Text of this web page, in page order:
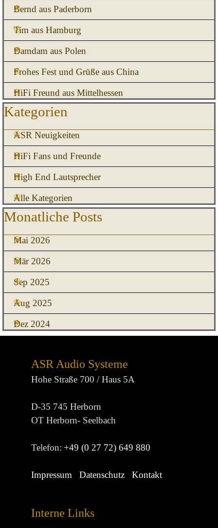
Bernd aus Paderborn
Tim aus Hamburg
Damdam aus Polen
Frohes Fest und Grüße aus China
HiFi Freund aus Mittelhessen
Block überspringen Kategorien
Kategorien
ASR Neuigkeiten
HiFi Fans und Freunde
High End Lautsprecher
Alle Kategorien
Block überspringen Monatliche Posts
Monatliche Posts
Mai 2026
Mär 2026
Sep 2025
Aug 2025
Dez 2024
Interne Links
ASR Audio Systeme
Hohe Straße 700 / Haus 5A
D-35 745 Herborn
OT Herborn- Seelbach
Telefon: +49 (0 27 72) 649 880
Impressum Datenschutz Kontakt